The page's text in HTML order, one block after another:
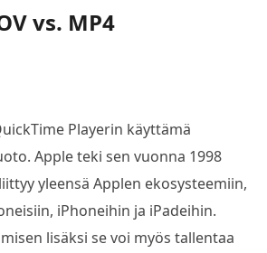
vs. MP4
Playerin käyttämä
Apple teki sen vuonna 1998
yleensä Applen ekosysteemiin,
iPhoneihin ja iPadeihin.
lisäksi se voi myös tallentaa